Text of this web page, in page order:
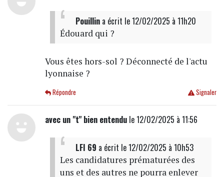
Pouillina écrit le 12/02/2025 à 11h20
Édouard qui ?
Vous êtes hors-sol ? Déconnecté de l'actu
lyonnaise ?
Signaler
Répondre
avec un "t" bien entendule 12/02/2025 à 11:56
LFI 69 a écrit le 12/02/2025 à 10h53
Les candidatures prématurées des
uns et des autres ne pourra enlever